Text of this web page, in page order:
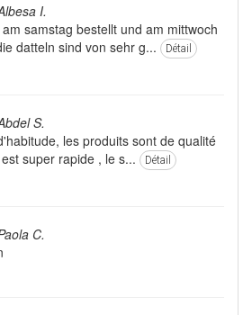
I.
samstag bestellt und am mittwoch
datteln sind von sehr g...
Détail
S.
les produits sont de qualité
super rapide , le s...
Détail
C.